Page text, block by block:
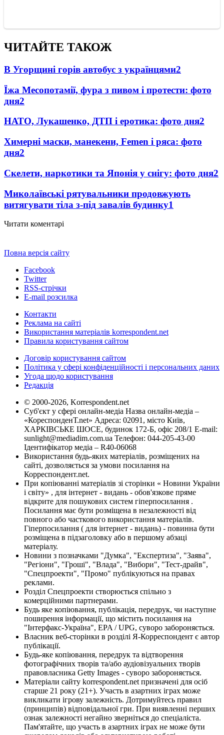
ЧИТАЙТЕ ТАКОЖ
В Угорщині горів автобус з українцями2
Їжа Месопотамії, фура з пивом і протести: фото
дня2
НАТО, Лукашенко, ДТП і еротика: фото дня2
Химерні маски, манекени, Femen і ряса: фото
дня2
Скелети, наркотики та Японія у снігу: фото дня2
Миколаївські рятувальники продовжують
витягувати тіла з-під завалів будинку1
Читати коментарі
Повна версія сайту
Facebook
Twitter
RSS-стрічки
E-mail розсилка
Контакти
Реклама на сайті
Використання матеріалів korrespondent.net
Правила користування сайтом
Договір користування сайтом
Політика у сфері конфіденційності і персональних даних
Угода щодо користування
Редакція
© 2000-2026, Korrespondent.net
Суб'єкт у сфері онлайн-медіа Назва онлайн-медіа –
«КореспонденТ.net» Адреса: 02091, місто Київ,
ХАРКІВСЬКЕ ШОСЕ, будинок 172-Б, офіс 208/1 E-mail:
sunlight@mediadim.com.ua Телефон: 044-205-43-00
Ідентифікатор медіа – R40-06068
Використання будь-яких матеріалів, розміщених на
сайті, дозволяється за умови посилання на
Корреспондент.net.
При копіюванні матеріалів зі сторінки « Новини України
і світу» , для інтернет - видань - обов'язкове пряме
відкрите для пошукових систем гіперпосилання .
Посилання має бути розміщена в незалежності від
повного або часткового використання матеріалів.
Гіперпосилання ( для інтернет - видань) - повинна бути
розміщена в підзаголовку або в першому абзаці
матеріалу.
Новини з позначками "Думка", "Експертиза", "Заява",
"Регіони", "Гроші", "Влада", "Вибори", "Тест-драйв",
"Спецпроекти", "Промо" публікуються на правах
реклами.
Розділ Спецпроекти створюється спільно з
комерційними партнерами.
Будь яке копіювання, публікація, передрук, чи наступне
поширення інформації, що містить посилання на
"Інтерфакс-Україна", EPA / UPG, суворо забороняється.
Власник веб-сторінки в розділі Я-Корреспондент є автор
публікації.
Будь-яке копіювання, передрук та відтворення
фотографічних творів та/або аудіовізуальних творів
правовласника Getty Images - суворо забороняється.
Матеріали сайту korrespondent.net призначені для осіб
старше 21 року (21+). Участь в азартних іграх може
викликати ігрову залежність. Дотримуйтесь правил
(принципів) відповідальної гри. При виявленні перших
ознак залежності негайно зверніться до спеціаліста.
Пам'ятайте, що участь в азартних іграх не може бути